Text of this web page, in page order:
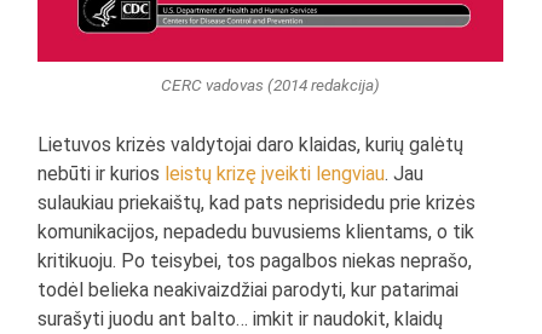
CERC vadovas (2014 redakcija)
Lietuvos krizės valdytojai daro klaidas, kurių galėtų
nebūti ir kurios leistų krizę įveikti lengviau. Jau
sulaukiau priekaištų, kad pats neprisidedu prie krizės
komunikacijos, nepadedu buvusiems klientams, o tik
kritikuoju. Po teisybei, tos pagalbos niekas neprašo,
todėl belieka neakivaizdžiai parodyti, kur patarimai
surašyti juodu ant balto… imkit ir naudokit, klaidų